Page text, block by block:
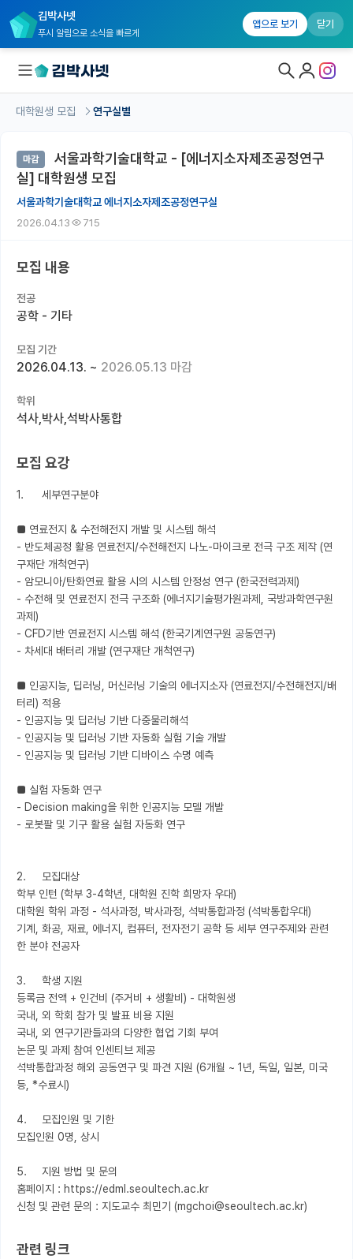
김박사넷
푸시 알림으로 소식을 빠르게
앱으로 보기 닫기
대학원생 모집 홈
기관별 모집 정보
연구실별 모집 정보
전공별 모집 정보
국내대학원 정보
연구실&오픈랩
커리어
재팬라운지 🌸
대학원생 모집 연구실별
마감
서울과학기술대학교 - [에너지소자제조공정연구
실] 대학원생 모집
서울과학기술대학교 에너지소자제조공정연구실
2026.04.13 715
모집 내용
전공
공학 - 기타
모집 기간
2026.04.13. ~ 2026.05.13 마감
학위
석사,박사,석박사통합
모집 요강
1.	세부연구분야
■ 연료전지 & 수전해전지 개발 및 시스템 해석
- 반도체공정 활용 연료전지/수전해전지 나노-마이크로 전극 구조 제작 (연
구재단 개척연구)
- 암모니아/탄화연료 활용 시의 시스템 안정성 연구 (한국전력과제)
- 수전해 및 연료전지 전극 구조화 (에너지기술평가원과제, 국방과학연구원
과제)
- CFD기반 연료전지 시스템 해석 (한국기계연구원 공동연구)
- 차세대 배터리 개발 (연구재단 개척연구)
■ 인공지능, 딥러닝, 머신러닝 기술의 에너지소자 (연료전지/수전해전지/배
터리) 적용
- 인공지능 및 딥러닝 기반 다중물리해석
- 인공지능 및 딥러닝 기반 자동화 실험 기술 개발
- 인공지능 및 딥러닝 기반 디바이스 수명 예측
■ 실험 자동화 연구
- Decision making을 위한 인공지능 모델 개발
- 로봇팔 및 기구 활용 실험 자동화 연구
2.	모집대상
학부 인턴 (학부 3-4학년, 대학원 진학 희망자 우대)
대학원 학위 과정 - 석사과정, 박사과정, 석박통합과정 (석박통합우대)
기계, 화공, 재료, 에너지, 컴퓨터, 전자전기 공학 등 세부 연구주제와 관련
한 분야 전공자
3.	학생 지원
등록금 전액 + 인건비 (주거비 + 생활비) - 대학원생
국내, 외 학회 참가 및 발표 비용 지원
국내, 외 연구기관들과의 다양한 협업 기회 부여
논문 및 과제 참여 인센티브 제공
석박통합과정 해외 공동연구 및 파견 지원 (6개월 ~ 1년, 독일, 일본, 미국
등, *수료시)
4.	모집인원 및 기한
모집인원 0명, 상시
5.	지원 방법 및 문의
홈페이지 : https://edml.seoultech.ac.kr
신청 및 관련 문의 : 지도교수 최민기 (mgchoi@seoultech.ac.kr)
관련 링크